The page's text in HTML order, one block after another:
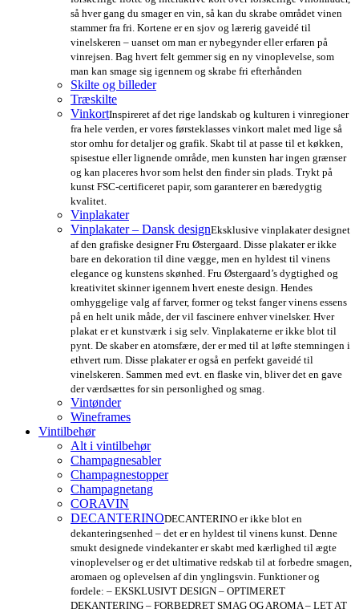
så hver gang du smager en vin, så kan du skrabe området vinen
stammer fra fri. Kortene er en sjov og lærerig gaveidé til
vinelskeren – uanset om man er nybegynder eller erfaren på
vinrejsen. Bag hvert felt gemmer sig en ny vinoplevelse, som
man kan smage sig igennem og skrabe fri efterhånden
Skilte og billeder
Træskilte
VinkortInspireret af det rige landskab og kulturen i vinregioner
fra hele verden, er vores førsteklasses vinkort malet med lige så
stor omhu for detaljer og grafik. Skabt til at passe til et køkken,
spisestue eller lignende område, men kunsten har ingen grænser
og kan placeres hvor som helst den finder sin plads. Trykt på
kunst FSC-certificeret papir, som garanterer en bæredygtig
kvalitet.
Vinplakater
Vinplakater – Dansk designEksklusive vinplakater designet
af den grafiske designer Fru Østergaard. Disse plakater er ikke
bare en dekoration til dine vægge, men en hyldest til vinens
elegance og kunstens skønhed. Fru Østergaard’s dygtighed og
kreativitet skinner igennem hvert eneste design. Hendes
omhyggelige valg af farver, former og tekst fanger vinens essens
på en helt unik måde, der vil fascinere enhver vinelsker. Hver
plakat er et kunstværk i sig selv. Vinplakaterne er ikke blot til
pynt. De skaber en atomsfære, der er med til at løfte stemningen i
ethvert rum. Disse plakater er også en perfekt gaveidé til
vinelskeren. Sammen med evt. en flaske vin, bliver det en gave
der værdsættes for sin personlighed og smag.
Vintønder
Wineframes
Vintilbehør
Alt i vintilbehør
Champagnesabler
Champagnestopper
Champagnetang
CORAVIN
DECANTERINODECANTERINO er ikke blot en
dekanteringsenhed – det er en hyldest til vinens kunst. Denne
smukt designede vindekanter er skabt med kærlighed til ægte
vinoplevelser og er det ultimative redskab til at forbedre smagen,
aromaen og oplevelsen af din ynglingsvin. Funktioner og
fordele: – EKSKLUSIVT DESIGN – OPTIMERET
DEKANTERING – FORBEDRET SMAG OG AROMA – LET AT